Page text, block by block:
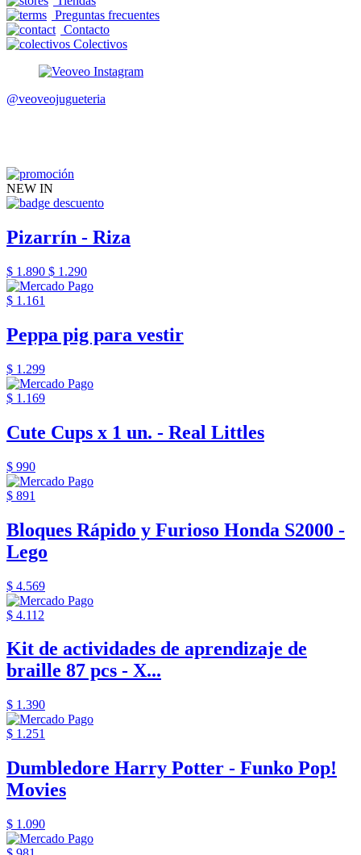
Preguntas frecuentes
Contacto
Colectivos
@veoveojugueteria
NEW IN
Pizarrín - Riza
$ 1.890 $ 1.290
$ 1.161
Peppa pig para vestir
$ 1.299
$ 1.169
Cute Cups x 1 un. - Real Littles
$ 990
$ 891
Bloques Rápido y Furioso Honda S2000 -
Lego
$ 4.569
$ 4.112
Kit de actividades de aprendizaje de
braille 87 pcs - X...
$ 1.390
$ 1.251
Dumbledore Harry Potter - Funko Pop!
Movies
$ 1.090